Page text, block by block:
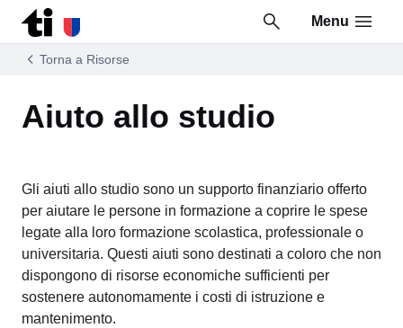
Vai al contenuto della pagina
Vai al piè di pagina
Menu
Torna a Risorse
Aiuto allo studio
Gli aiuti allo studio sono un supporto finanziario offerto
per aiutare le persone in formazione a coprire le spese
legate alla loro formazione scolastica, professionale o
universitaria. Questi aiuti sono destinati a coloro che non
dispongono di risorse economiche sufficienti per
sostenere autonomamente i costi di istruzione e
mantenimento.